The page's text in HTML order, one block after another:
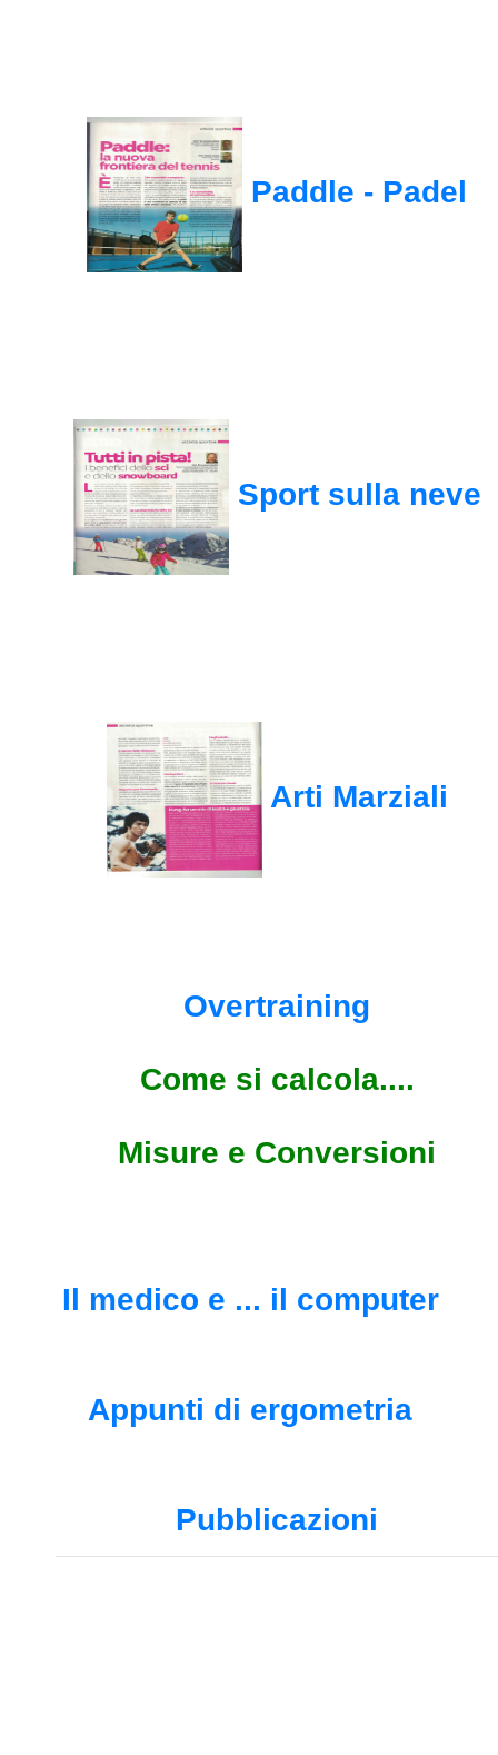
Paddle - Padel
Sport sulla neve
Arti Marziali
Overtraining
Come si calcola....
Misure e Conversioni
Il medico e ... il computer
Appunti di ergometria
Pubblicazioni